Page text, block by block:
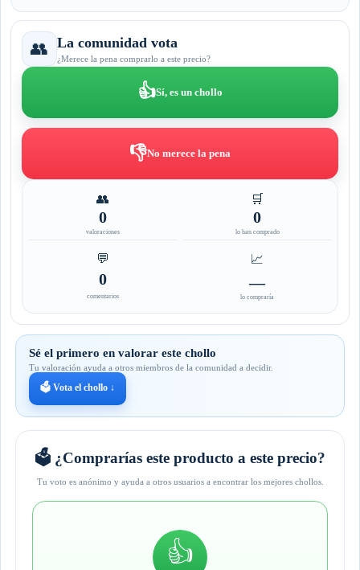
👥 La comunidad vota
¿Merece la pena comprarlo a este precio?
👍Sí, es un chollo
👎No merece la pena
👥
0
valoraciones
🛒
0
lo han comprado
💬
0
comentarios
📈
—
lo compraría
Sé el primero en valorar este chollo
Tu valoración ayuda a otros miembros de la comunidad a decidir.
🗳️ Vota el chollo ↓
🗳️ ¿Comprarías este producto a este precio?
Tu voto es anónimo y ayuda a otros usuarios a encontrar los mejores chollos.
👍